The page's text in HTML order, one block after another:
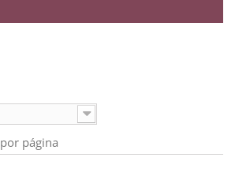
por página